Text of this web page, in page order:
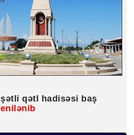
qətl hadisəsi baş